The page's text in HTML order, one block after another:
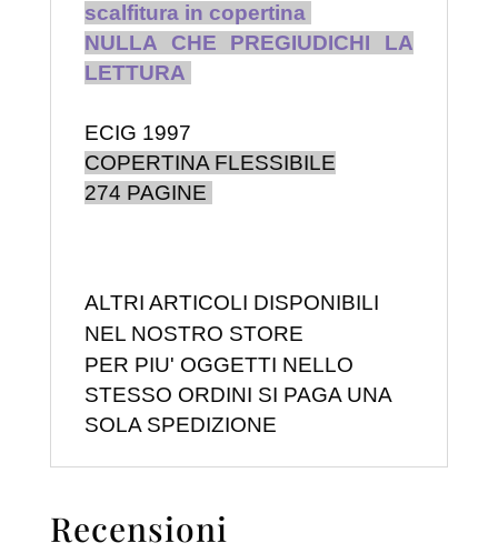
scalfitura in copertina
NULLA CHE PREGIUDICHI LA
LETTURA
ECIG 1997
COPERTINA FLESSIBILE
274 PAGINE
ALTRI ARTICOLI DISPONIBILI
NEL NOSTRO STORE
PER PIU' OGGETTI NELLO
STESSO ORDINI SI PAGA UNA
SOLA SPEDIZIONE
Recensioni